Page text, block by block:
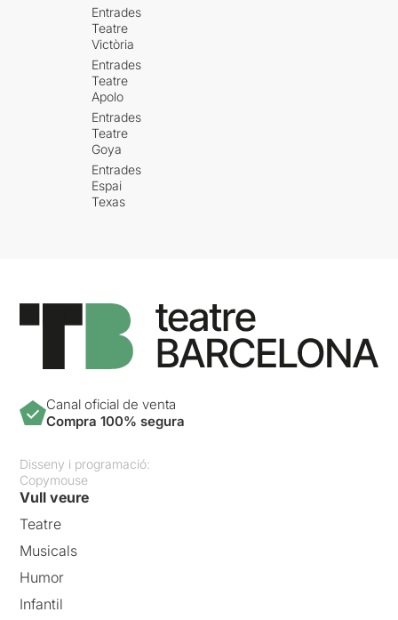
Entrades
Teatre
Victòria
Entrades
Teatre
Apolo
Entrades
Teatre
Goya
Entrades
Espai
Texas
Canal oficial de venta
Compra 100% segura
Disseny i programació:
Copymouse
Vull veure
Teatre
Musicals
Humor
Infantil